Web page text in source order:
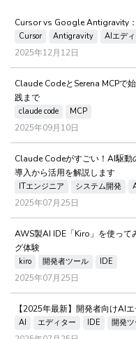
Cursor vs Google Antigravity
Cursor Antigravity AIエデ
2025年12月12日
Claude CodeとSerena MCPで
践まで
claude code MCP
2025年09月10日
Claude Codeがすごい！AI駆動
導入から活用を解説します
ITエンジニア システム開発
2025年07月25日
AWS製AI IDE「Kiro」を使って
グ体験
kiro 開発者ツール IDE
2025年07月25日
【2025年最新】開発者向けAI
AI エディター IDE 開発